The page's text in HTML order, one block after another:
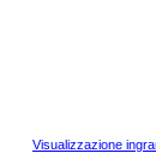
Visualizzazione